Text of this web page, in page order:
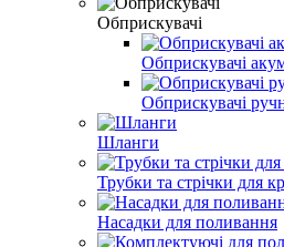
Обприскувачі
Обприскувачі
Обприскувачі
Шланги
Трубки та стрічки для
Насадки для поливання